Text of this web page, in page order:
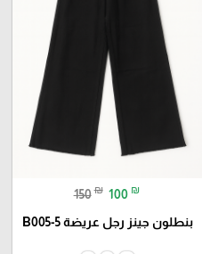
150 ₪ 100 ₪
بنطلون جينز رجل عريضة B005-5